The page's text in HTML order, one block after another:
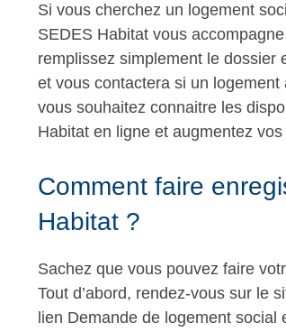
Si vous cherchez un logement
SEDES Habitat vous
remplissez simplement le dossier
et vous contactera si un
vous souhaitez connaitre les
Habitat en ligne et augmentez
Comment faire
Habitat ?
Sachez que vous pouvez faire
Tout d’abord, rendez-vous sur le
lien Demande de logement